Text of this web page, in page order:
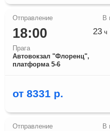
18:00
Прага
Автовокзал "Флоренц",
платформа 5-6
23ч
от 8331 р.